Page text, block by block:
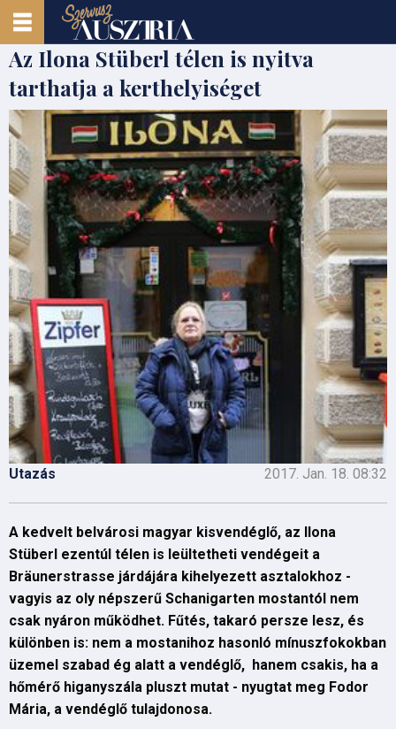
Az Ilona Stüberl télen is nyitva
tarthatja a kerthelyiséget
Utazás 2017. Jan. 18. 08:32
A kedvelt belvárosi magyar kisvendéglő, az Ilona
Stüberl ezentúl télen is leültetheti vendégeit a
Bräunerstrasse járdájára kihelyezett asztalokhoz -
vagyis az oly népszerű Schanigarten mostantól nem
csak nyáron működhet. Fűtés, takaró persze lesz, és
különben is: nem a mostanihoz hasonló mínuszfokokban
üzemel szabad ég alatt a vendéglő, hanem csakis, ha a
hőmérő higanyszála pluszt mutat - nyugtat meg Fodor
Mária, a vendéglő tulajdonosa.